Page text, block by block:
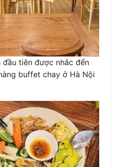
đầu tiên được nhắc đến
buffet chay ở Hà Nội